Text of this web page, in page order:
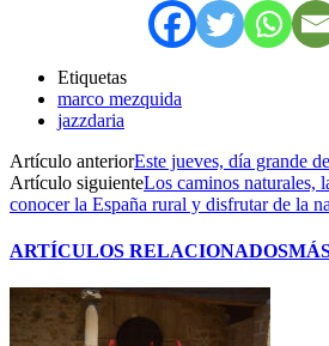
Etiquetas
marco mezquida
jazzdaria
Artículo anteriorEste jueves, día grande
Artículo siguienteLos caminos naturales,
conocer la España rural y disfrutar de la
ARTÍCULOS RELACIONADOS